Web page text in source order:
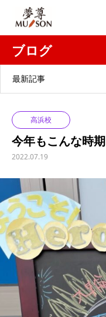
ブログ
最新記事
高浜校
今年もこんな時期
2022.07.19